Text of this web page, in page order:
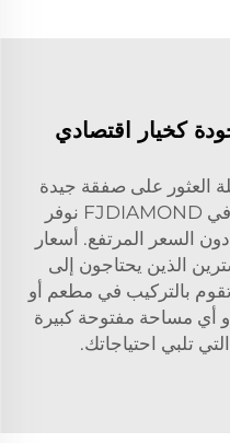
كخيار اقتصادي
العثور على صفقة جيدة
للمراوح الصناعية. ولكن نحن في FJDIAMOND نوفر
السعر المرتفع. أسعار
الذين يحتاجون إلى
بالتركيب في مطعم أو
أي مساحة مفتوحة كبيرة
تلبي احتياجاتك.